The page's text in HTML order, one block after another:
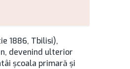
1886, Tbilisi),
devenind ulterior
şcoala primară şi